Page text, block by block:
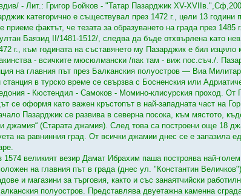
- Лит.: Григор Бойков - "Татар Пазарджик ХV-
категорично е съществувал през 1472 г., цели 13
приеме фактът, че тезата за образуването на града през 1485
Баязид ІІ/1481-1512/, следва да бъде отхвърлена като
г., към годината на съставянето му Пазарджик е бил
- всичките мюсюлмански /пак там - виж пос.съч./.
на главния път през Балканския полуостров — Виа
станция в турско време се свързва с Босненския или
- Кюстендил - Самоков - Момино-клисурския проход. От
се оформя като важен кръстопът в най-западната част на
Пазарджик се развива в северна посока, към мястото,
джамия“ (Старата джамия). След това са построени още 18
на равнинния град. От всички джамии днес се е запазила
1574 великият везир Дамат Ибрахим паша построява най-
на главния път в града (днес ул. "Константин
и магазини за търговия, както и със занаятчийски
полуостров. Представлява двуетажна каменна